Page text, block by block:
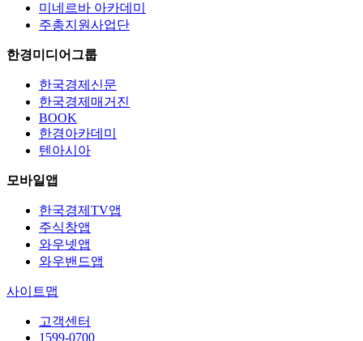
미네르바 아카데미
주총지원사업단
한경미디어그룹
한국경제신문
한국경제매거진
BOOK
한경아카데미
텐아시아
모바일앱
한국경제TV앱
주식창앱
와우넷앱
와우밴드앱
사이트맵
고객센터
1599-0700